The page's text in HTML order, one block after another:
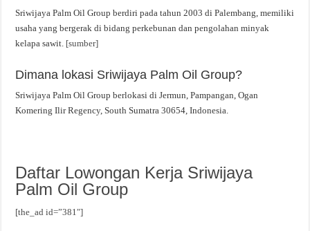
Sriwijaya Palm Oil Group berdiri pada tahun 2003 di Palembang, memiliki
usaha yang bergerak di bidang perkebunan dan pengolahan minyak
kelapa sawit. [sumber]
Dimana lokasi Sriwijaya Palm Oil Group?
Sriwijaya Palm Oil Group berlokasi di Jermun, Pampangan, Ogan
Komering Ilir Regency, South Sumatra 30654, Indonesia.
Daftar Lowongan Kerja Sriwijaya
Palm Oil Group
[the_ad id=”381″]